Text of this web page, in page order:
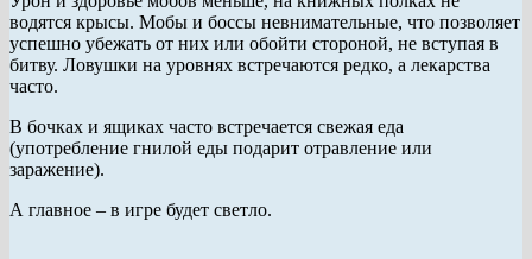
водятся крысы. Мобы и боссы невнимательные, что позволяет
успешно убежать от них или обойти стороной, не вступая в
битву. Ловушки на уровнях встречаются редко, а лекарства
часто.
В бочках и ящиках часто встречается свежая еда
(употребление гнилой еды подарит отравление или
заражение).
А главное – в игре будет светло.